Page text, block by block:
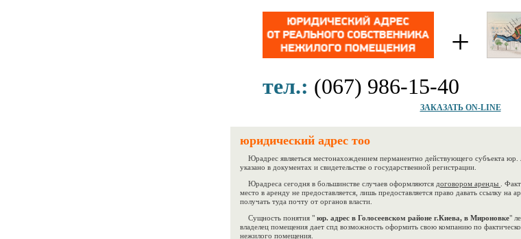
+
тел.: (067) 986-15-40
ЗАКАЗАТЬ ON-LINE
юридический адрес тоо
Юрадрес являеться местонахождением перманентно действующего субъекта юр.
указано в документах и свидетельстве о государственной регистрации.
Юрадреса сегодня в большинстве случаев оформляются договором аренды
.
место в аренду не предоставляется, лишь предоставляется право давать ссылку на
получать туда почту от органов власти.
Сущность понятия " юр. адрес в Голосеевском районе г.Киева, в Мироновке"
владелец помещения дает спд возможность оформить свою компанию по
нежилого помещения.